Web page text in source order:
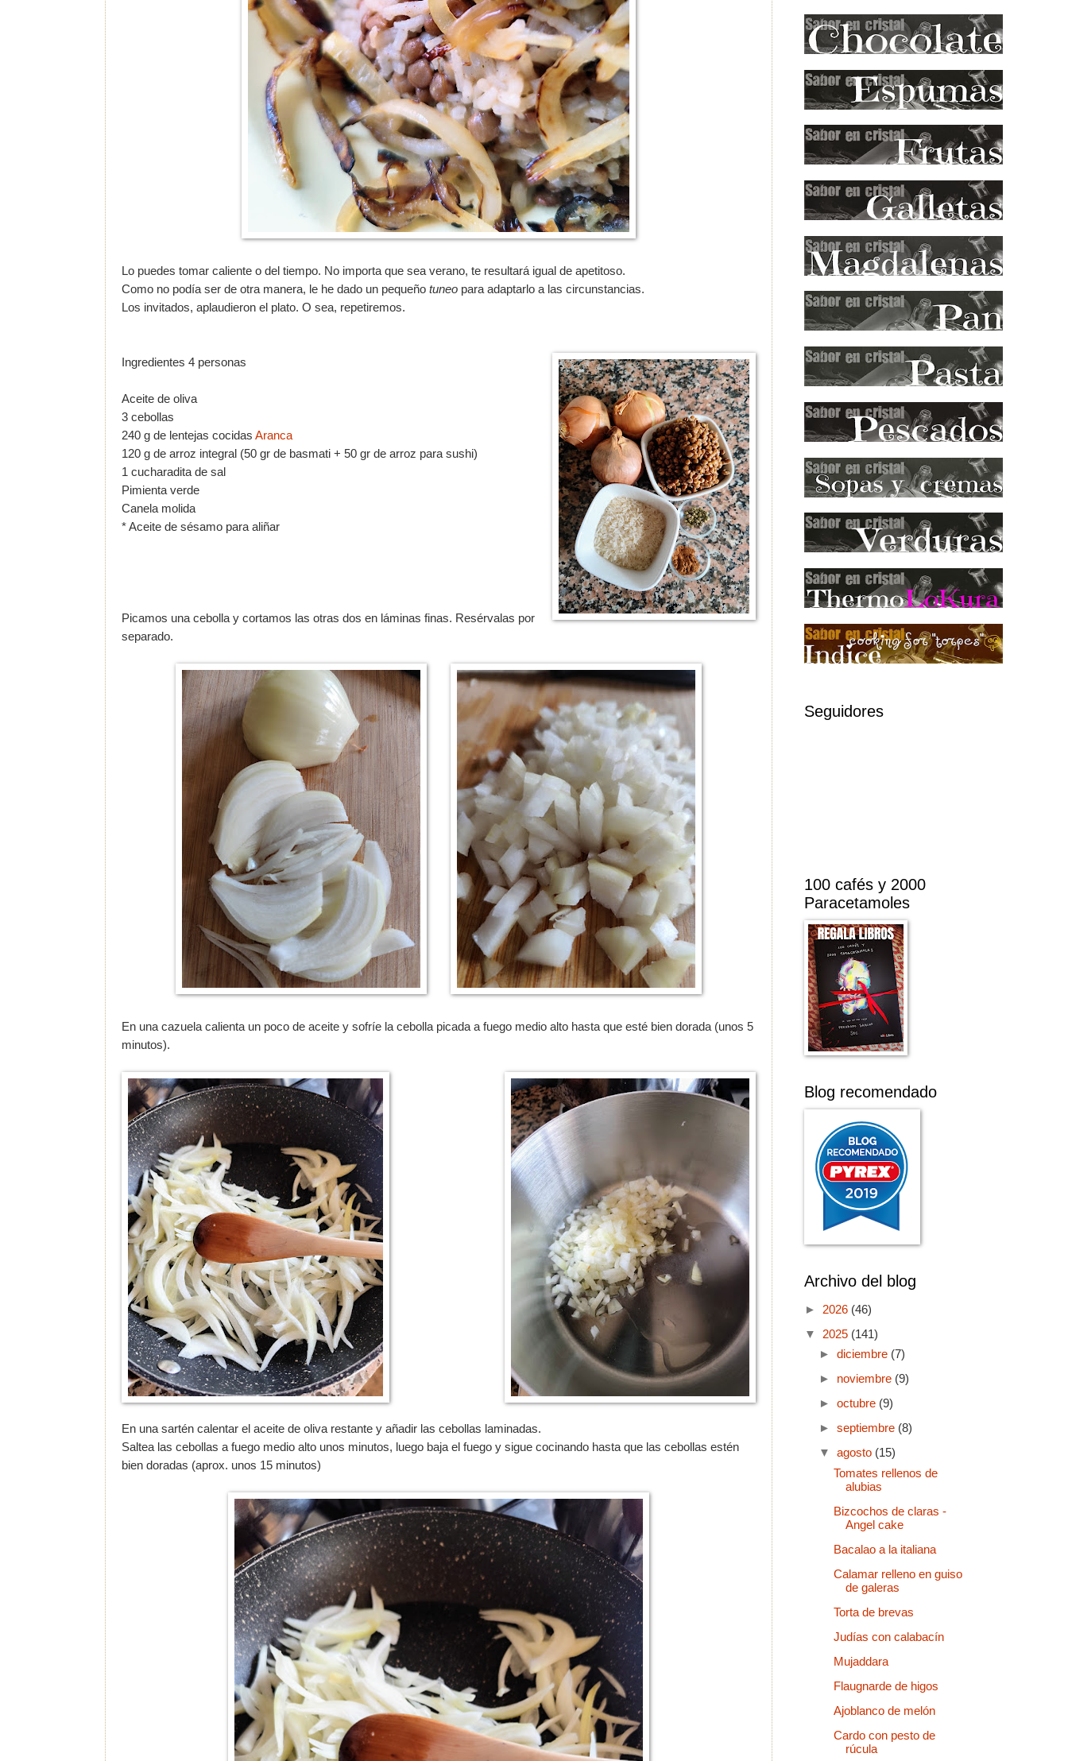
Lo puedes tomar caliente o del tiempo. No importa que sea verano, te resultará igual de apetitoso.
Como no podía ser de otra manera, le he dado un pequeño tuneo para adaptarlo a las circunstancias.
Los invitados, aplaudieron el plato. O sea, repetiremos.
Ingredientes 4 personas
Aceite de oliva
3 cebollas
240 g de lentejas cocidas Aranca
120 g de arroz integral (50 gr de basmati + 50 gr de arroz para sushi)
1 cucharadita de sal
Pimienta verde
Canela molida
* Aceite de sésamo para aliñar
Picamos una cebolla y cortamos las otras dos en láminas finas. Resérvalas por
separado.
En una cazuela calienta un poco de aceite y sofríe la cebolla picada a fuego medio alto hasta que esté bien dorada (unos 5
minutos).
En una sartén calentar el aceite de oliva restante y añadir las cebollas laminadas.
Saltea las cebollas a fuego medio alto unos minutos, luego baja el fuego y sigue cocinando hasta que las cebollas estén
bien doradas (aprox. unos 15 minutos)
Seguidores
100 cafés y 2000
Paracetamoles
Blog recomendado
Archivo del blog
► 2026 (46)
▼ 2025 (141)
► diciembre (7)
► noviembre (9)
► octubre (9)
► septiembre (8)
▼ agosto (15)
Tomates rellenos de
alubias
Bizcochos de claras -
Angel cake
Bacalao a la italiana
Calamar relleno en guiso
de galeras
Torta de brevas
Judías con calabacín
Mujaddara
Flaugnarde de higos
Ajoblanco de melón
Cardo con pesto de
rúcula